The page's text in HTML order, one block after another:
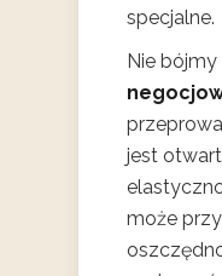
specjalne.
Nie
jest
może